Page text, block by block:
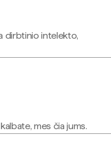
dirbtinio intelekto,
mes čia jums.